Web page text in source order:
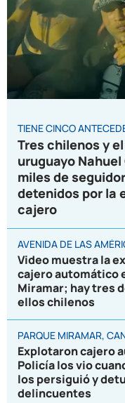
TIENE CINCO
Tres chilenos y
uruguayo
miles de
detenidos por la
cajero
AVENIDA DE LAS
Video muestra la
cajero automático
Miramar; hay tres
ellos chilenos
PARQUE MIRAMAR,
Explotaron cajero
Policía los vio
los persiguió y
delincuentes